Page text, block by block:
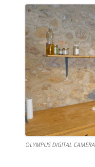
OLYMPUS DIGITAL CAMERA